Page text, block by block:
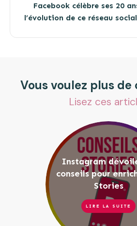
Facebook célèbre ses 20
l’évolution de ce réseau
Vous voulez plus de
Lisez ces
Instagram
conseils pour
Stories
LIRE LA SUITE